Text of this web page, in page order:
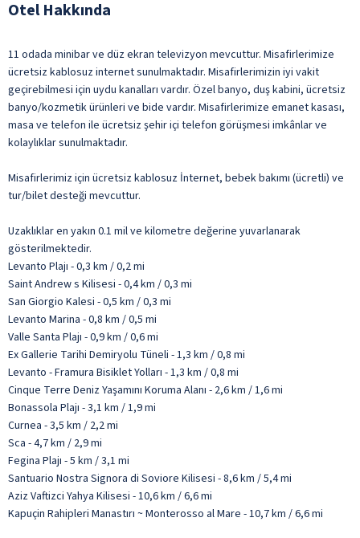
Otel Hakkında
11 odada minibar ve düz ekran televizyon mevcuttur. Misafirlerimize
ücretsiz kablosuz internet sunulmaktadır. Misafirlerimizin iyi vakit
geçirebilmesi için uydu kanalları vardır. Özel banyo, duş kabini, ücretsiz
banyo/kozmetik ürünleri ve bide vardır. Misafirlerimize emanet kasası,
masa ve telefon ile ücretsiz şehir içi telefon görüşmesi imkânlar ve
kolaylıklar sunulmaktadır.
Misafirlerimiz için ücretsiz kablosuz İnternet, bebek bakımı (ücretli) ve
tur/bilet desteği mevcuttur.
Uzaklıklar en yakın 0.1 mil ve kilometre değerine yuvarlanarak
gösterilmektedir.
Levanto Plajı - 0,3 km / 0,2 mi
Saint Andrew s Kilisesi - 0,4 km / 0,3 mi
San Giorgio Kalesi - 0,5 km / 0,3 mi
Levanto Marina - 0,8 km / 0,5 mi
Valle Santa Plajı - 0,9 km / 0,6 mi
Ex Gallerie Tarihi Demiryolu Tüneli - 1,3 km / 0,8 mi
Levanto - Framura Bisiklet Yolları - 1,3 km / 0,8 mi
Cinque Terre Deniz Yaşamını Koruma Alanı - 2,6 km / 1,6 mi
Bonassola Plajı - 3,1 km / 1,9 mi
Curnea - 3,5 km / 2,2 mi
Sca - 4,7 km / 2,9 mi
Fegina Plajı - 5 km / 3,1 mi
Santuario Nostra Signora di Soviore Kilisesi - 8,6 km / 5,4 mi
Aziz Vaftizci Yahya Kilisesi - 10,6 km / 6,6 mi
Kapuçin Rahipleri Manastırı ~ Monterosso al Mare - 10,7 km / 6,6 mi